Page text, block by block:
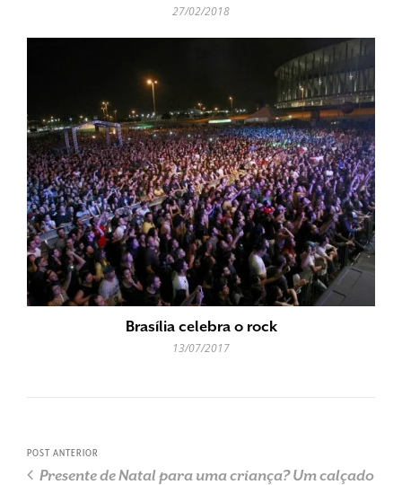
27/02/2018
Brasília celebra o rock
13/07/2017
POST ANTERIOR
Presente de Natal para uma criança? Um calçado